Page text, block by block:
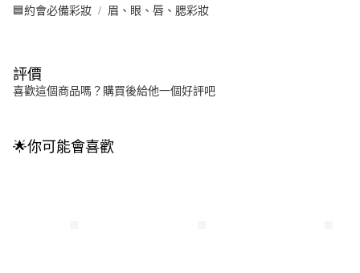
🟦約會必備彩妝 眉、眼、唇、腮彩妝
評價
喜歡這個商品嗎？購買後給他一個好評吧
🌟你可能會喜歡